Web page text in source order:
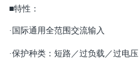
■特性：
· 国际通用全范围交流输入
·保护种类：短路／过负载／过电压